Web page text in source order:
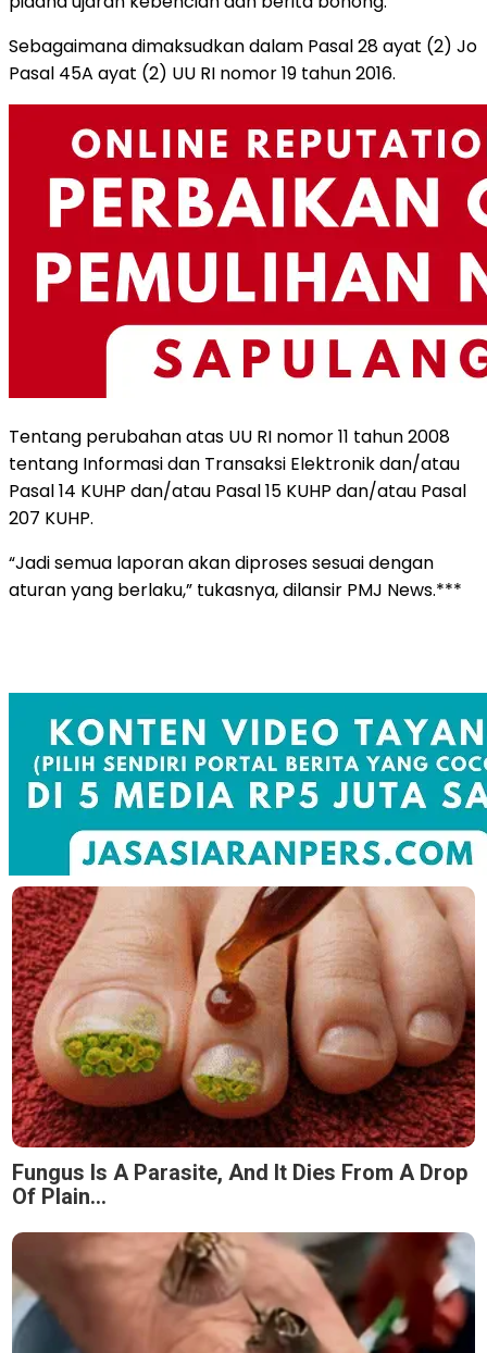
Sebagaimana dimaksudkan dalam Pasal 28 ayat (2) Jo
Pasal 45A ayat (2) UU RI nomor 19 tahun 2016.
Tentang perubahan atas UU RI nomor 11 tahun 2008
tentang Informasi dan Transaksi Elektronik dan/atau
Pasal 14 KUHP dan/atau Pasal 15 KUHP dan/atau Pasal
207 KUHP.
“Jadi semua laporan akan diproses sesuai dengan
aturan yang berlaku,” tukasnya, dilansir PMJ News.***
Fungus Is A Parasite, And It Dies From A Drop
Of Plain...